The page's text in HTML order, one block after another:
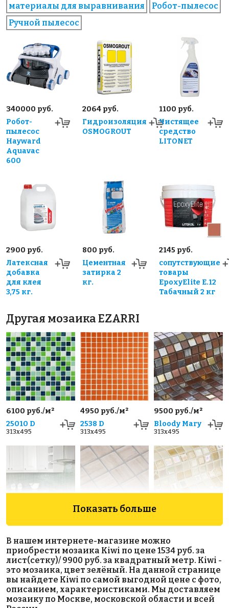
материалы для выравнивания
Робот-пылесос
Ручной пылесос
340000 руб.
Робот-
пылесос
Hayward
Aquavac
600
2064 руб.
Гидроизоляция
OSMOGROUT
1100 руб.
Чистящее
средство
LITONET
2900 руб.
Латексная
добавка
для клея
3,75 кг.
800 руб.
Цементная
затирка 2
кг.
2145 руб.
сопутствующие
товары
EpoxyElite E.12
Табачный 2 кг
Другая мозаика EZARRI
6100 руб./м²
25010 D
313x495
4950 руб./м²
2538 D
313x495
9500 руб./м²
Bloody Mary
313x495
8500 руб./м²
Esmeralda
313x495
9800 руб./м²
Creamstone
50
365x365
7600 руб./м²
Leaves
313x495
Показать больше
В нашем интернете-магазине можно
приобрести мозаика Kiwi по цене 1534 руб. за
лист(сетку)/ 9900 руб. за квадратный метр. Kiwi -
это мозаика, цвет зелёный. На данной странице
вы найдете Kiwi по самой выгодной цене с фото,
описанием, характеристиками. Мы доставляем
мозаику по Москве, московской области и всей